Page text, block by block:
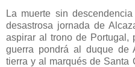
La muerte sin
desastrosa jornada de
aspirar al trono de Portugal,
guerra pondrá al duque de
tierra y al marqués de Santa